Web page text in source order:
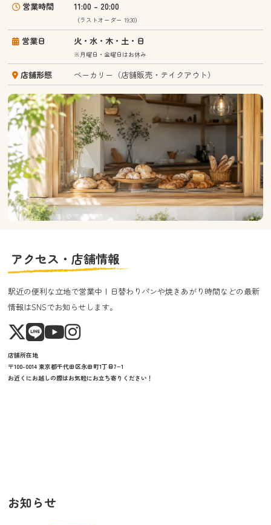
営業時間 11:00 – 20:00
（ラストオーダー 19:30）
営業日 火・水・木・土・日
※月曜日・金曜日はお休み
店舗形態 ベーカリー（店舗販売・テイクアウト）
アクセス・店舗情報
駅近の便利な立地で営業中！日替わりパンや焼きあがり時間などの最新
情報はSNSでお知らせします。
店舗所在地
〒100-0014 東京都千代田区永田町1丁目7−1
お近くにお越しの際はお気軽にお立ち寄りください！
お知らせ